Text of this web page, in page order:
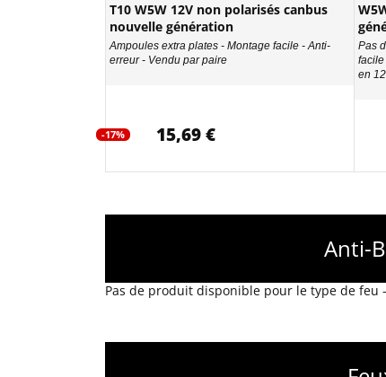
T10 W5W 12V non polarisés canbus
nouvelle génération
Ampoules extra plates - Montage facile - Anti-
erreur - Vendu par paire
-17% 15,69 €
Pas
en
Anti-
Pas de produit disponible pour le type de feu